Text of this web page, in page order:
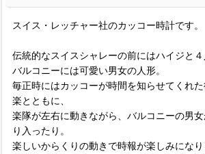
スイス・レッチャー社のカッコー時計です。
伝統的なスイスシャレーの前にはハイジと
バルコニーには可愛い男女の人形。
毎正時にはカッコーが時間を知らせてくれ
楽とともに、
楽隊が左右に動きながら、バルコニーの男
り入ったり。
楽しいからくりの動きで時報が楽しみになり